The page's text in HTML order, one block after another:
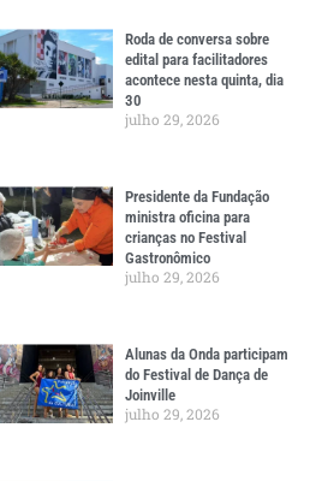
Roda de conversa sobre
edital para facilitadores
acontece nesta quinta, dia
30
julho 29, 2026
Presidente da Fundação
ministra oficina para
crianças no Festival
Gastronômico
julho 29, 2026
Alunas da Onda participam
do Festival de Dança de
Joinville
julho 29, 2026